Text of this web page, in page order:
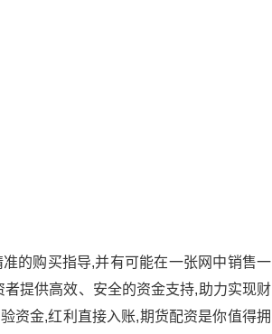
的购买指导,并有可能在一张网中销售一
提供高效、安全的资金支持,助力实现财
资金,红利直接入账,期货配资是你值得拥